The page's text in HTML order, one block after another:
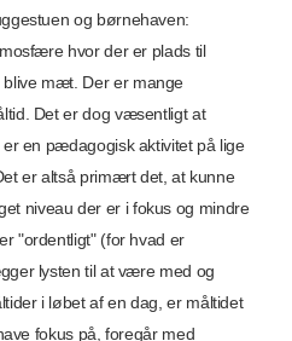
og børnehaven:
hvor der er plads til
blive mæt. Der er mange
Det er dog væsentligt at
en pædagogisk aktivitet på lige
er altså primært det, at kunne
niveau der er i fokus og mindre
"ordentligt" (for hvad er
lysten til at være med og
i løbet af en dag, er måltidet
fokus på, foregår med